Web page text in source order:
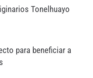
Tonelhuayo
para beneficiar a